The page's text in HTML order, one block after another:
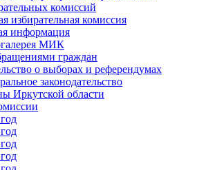
комиссий
избирательная комиссия
информация
МИК
граждан
о выборах и референдумах
законодательство
Иркутской области